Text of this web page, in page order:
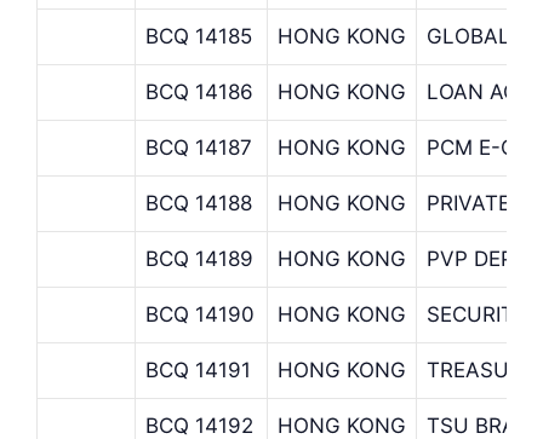
BCQ 14185 HONG KONG GLOBAL
BCQ 14186 HONG KONG LOAN
BCQ 14187 HONG KONG PCM E-
BCQ 14188 HONG KONG PRIVATE
BCQ 14189 HONG KONG PVP
BCQ 14190 HONG KONG
BCQ 14191 HONG KONG TREASURY
BCQ 14192 HONG KONG TSU